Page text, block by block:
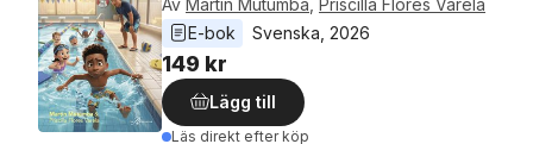
E-bok
Svenska 2026
149 kr
Lägg till
Läs direkt efter köp